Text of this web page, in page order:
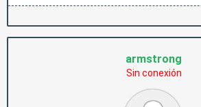
armstrong
Sin conexión